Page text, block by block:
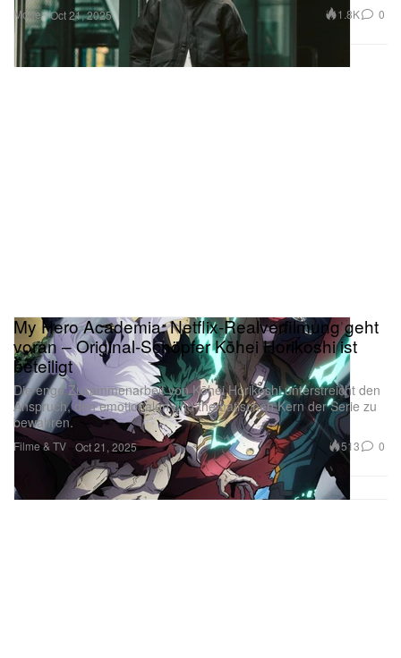
Mode Oct 21, 2025 1.8K 0
Filme & TV
My Hero Academia: Netflix-Realverfilmung geht
voran – Original-Schöpfer Kōhei Horikoshi ist
beteiligt
Die enge Zusammenarbeit von Kōhei Horikoshi unterstreicht den
Anspruch, den emotionalen und thematischen Kern der Serie zu
bewahren.
Oct 21, 2025 513 0